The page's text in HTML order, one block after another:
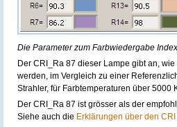
Die Parameter zum Farbwiedergabe
Der CRI_Ra 87 dieser Lampe gibt an,
werden, im Vergleich zu einer
Strahler, für Farbtemperaturen über
Der CRI_Ra 87 ist grösser als der
Siehe auch die Erklärungen über den